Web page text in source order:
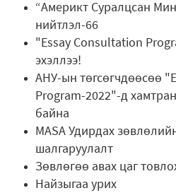
“Америкт Суралцсан
нийтлэл-66
"Essay Consultation
эхэллээ!
АНУ-ын төгсөгчдөөсөө
Program-2022"-д
байна
MASA Удирдах
шалгаруулалт
Зөвлөгөө авах цаг
Найзыгаа урих